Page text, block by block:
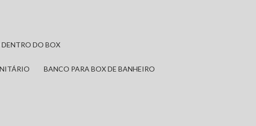
DENTRO DO BOX
BANCO PARA BOX DE BANHEIRO